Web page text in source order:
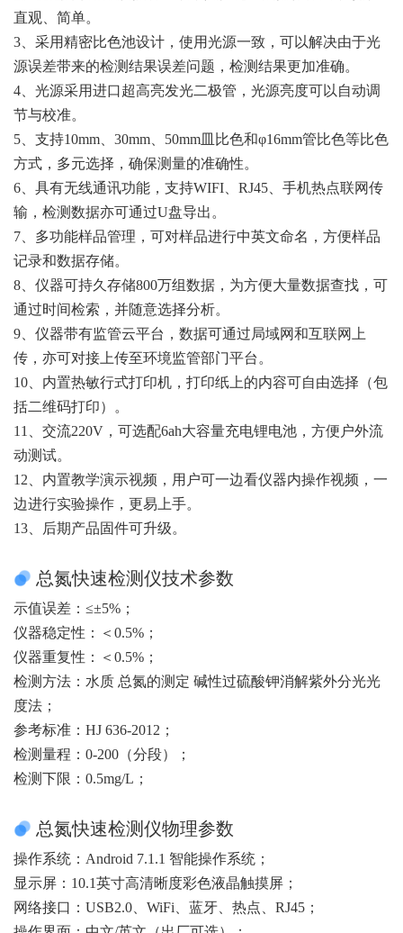
直观、简单。
3、采用精密比色池设计，使用光源一致，可以解决由于光
源误差带来的检测结果误差问题，检测结果更加准确。
4、光源采用进口超高亮发光二极管，光源亮度可以自动调
节与校准。
5、支持10mm、30mm、50mm皿比色和φ16mm管比色等比色
方式，多元选择，确保测量的准确性。
6、具有无线通讯功能，支持WIFI、RJ45、手机热点联网传
输，检测数据亦可通过U盘导出。
7、多功能样品管理，可对样品进行中英文命名，方便样品
记录和数据存储。
8、仪器可持久存储800万组数据，为方便大量数据查找，可
通过时间检索，并随意选择分析。
9、仪器带有监管云平台，数据可通过局域网和互联网上
传，亦可对接上传至环境监管部门平台。
10、内置热敏行式打印机，打印纸上的内容可自由选择（包
括二维码打印）。
11、交流220V，可选配6ah大容量充电锂电池，方便户外流
动测试。
12、内置教学演示视频，用户可一边看仪器内操作视频，一
边进行实验操作，更易上手。
13、后期产品固件可升级。
总氮快速检测仪技术参数
示值误差：≤±5%；
仪器稳定性：＜0.5%；
仪器重复性：＜0.5%；
检测方法：水质 总氮的测定 碱性过硫酸钾消解紫外分光光
度法；
参考标准：HJ 636-2012；
检测量程：0-200（分段）；
检测下限：0.5mg/L；
总氮快速检测仪物理参数
操作系统：Android 7.1.1 智能操作系统；
显示屏：10.1英寸高清晰度彩色液晶触摸屏；
网络接口：USB2.0、WiFi、蓝牙、热点、RJ45；